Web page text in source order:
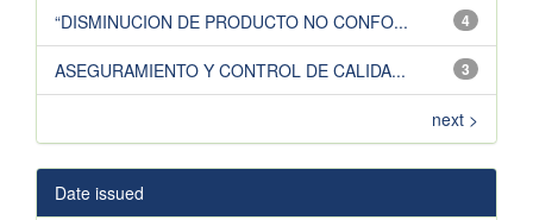
4
“DISMINUCION DE PRODUCTO NO CONFO...
3
ASEGURAMIENTO Y CONTROL DE CALIDA...
next >
Date issued